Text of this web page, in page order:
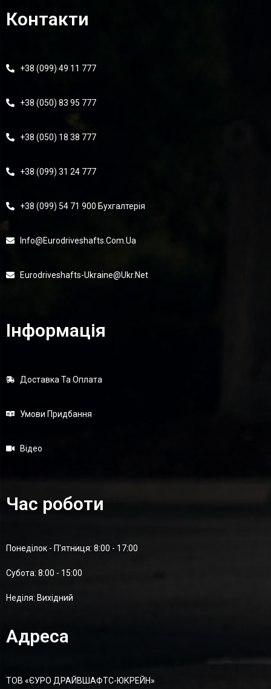
Контакти
+38 (099) 49 11 777
+38 (050) 83 95 777
+38 (050) 18 38 777
+38 (099) 31 24 777
+38 (099) 54 71 900 Бухгалтерія
Info@eurodriveshafts.com.ua
Eurodriveshafts-Ukraine@ukr.net
Інформація
Доставка Та Оплата
Умови Придбання
Відео
Час роботи
Понеділок - П'ятниця: 8:00 - 17:00
Суботa: 8:00 - 15:00
Неділя: Вихідний
Адреса
ТОВ «ЄУРО ДРАЙВШАФТC-ЮКРЕЙН»